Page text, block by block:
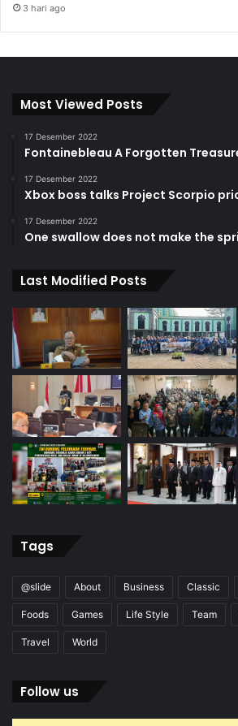
3 hari ago
Most Viewed Posts
17 Desember 2022
Fontainebleau A Forgotten
17 Desember 2022
Xbox boss talks Project Scorpio
17 Desember 2022
One swallow does not make the
Last Modified Posts
Tags
@slide About Business Classic
Foods Games Life Style Team
Travel World
Follow us